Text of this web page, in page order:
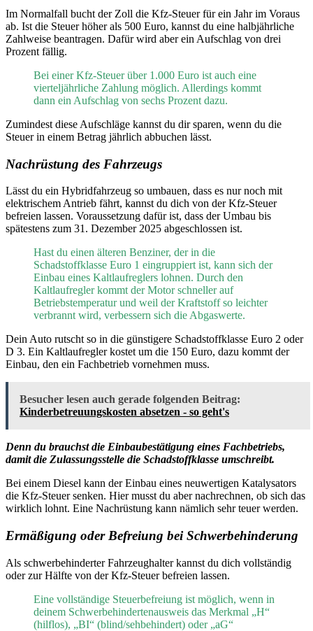
Im Normalfall bucht der Zoll die Kfz-Steuer für ein Jahr im Voraus
ab. Ist die Steuer höher als 500 Euro, kannst du eine halbjährliche
Zahlweise beantragen. Dafür wird aber ein Aufschlag von drei
Prozent fällig.
Bei einer Kfz-Steuer über 1.000 Euro ist auch eine
vierteljährliche Zahlung möglich. Allerdings kommt
dann ein Aufschlag von sechs Prozent dazu.
Zumindest diese Aufschläge kannst du dir sparen, wenn du die
Steuer in einem Betrag jährlich abbuchen lässt.
Nachrüstung des Fahrzeugs
Lässt du ein Hybridfahrzeug so umbauen, dass es nur noch mit
elektrischem Antrieb fährt, kannst du dich von der Kfz-Steuer
befreien lassen. Voraussetzung dafür ist, dass der Umbau bis
spätestens zum 31. Dezember 2025 abgeschlossen ist.
Hast du einen älteren Benziner, der in die
Schadstoffklasse Euro 1 eingruppiert ist, kann sich der
Einbau eines Kaltlaufreglers lohnen. Durch den
Kaltlaufregler kommt der Motor schneller auf
Betriebstemperatur und weil der Kraftstoff so leichter
verbrannt wird, verbessern sich die Abgaswerte.
Dein Auto rutscht so in die günstigere Schadstoffklasse Euro 2 oder
D 3. Ein Kaltlaufregler kostet um die 150 Euro, dazu kommt der
Einbau, den ein Fachbetrieb vornehmen muss.
Besucher lesen auch gerade folgenden Beitrag:
Kinderbetreuungskosten absetzen - so geht's
Denn du brauchst die Einbaubestätigung eines Fachbetriebs,
damit die Zulassungsstelle die Schadstoffklasse umschreibt.
Bei einem Diesel kann der Einbau eines neuwertigen Katalysators
die Kfz-Steuer senken. Hier musst du aber nachrechnen, ob sich das
wirklich lohnt. Eine Nachrüstung kann nämlich sehr teuer werden.
Ermäßigung oder Befreiung bei Schwerbehinderung
Als schwerbehinderter Fahrzeughalter kannst du dich vollständig
oder zur Hälfte von der Kfz-Steuer befreien lassen.
Eine vollständige Steuerbefreiung ist möglich, wenn in
deinem Schwerbehindertenausweis das Merkmal „H“
(hilflos), „BI“ (blind/sehbehindert) oder „aG“